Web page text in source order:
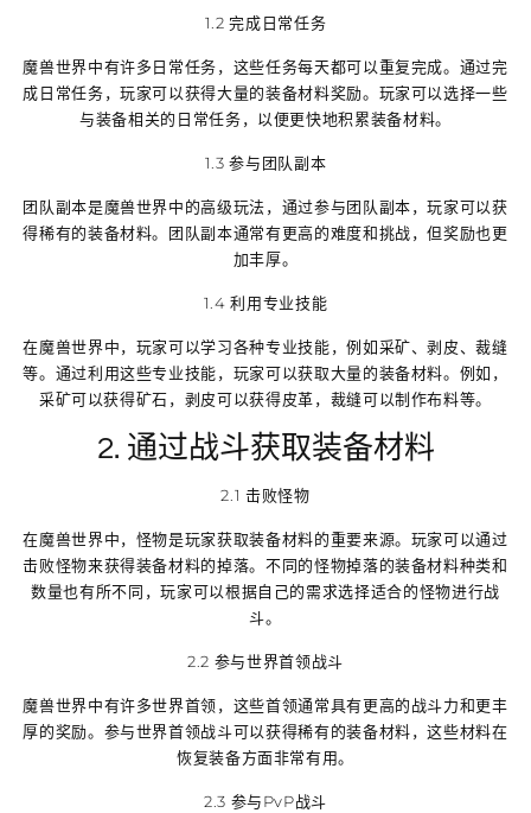
1.2 完成日常任务
魔兽世界中有许多日常任务，这些任务每天都可以重复完成。通过完
成日常任务，玩家可以获得大量的装备材料奖励。玩家可以选择一些
与装备相关的日常任务，以便更快地积累装备材料。
1.3 参与团队副本
团队副本是魔兽世界中的高级玩法，通过参与团队副本，玩家可以获
得稀有的装备材料。团队副本通常有更高的难度和挑战，但奖励也更
加丰厚。
1.4 利用专业技能
在魔兽世界中，玩家可以学习各种专业技能，例如采矿、剥皮、裁缝
等。通过利用这些专业技能，玩家可以获取大量的装备材料。例如，
采矿可以获得矿石，剥皮可以获得皮革，裁缝可以制作布料等。
2. 通过战斗获取装备材料
2.1 击败怪物
在魔兽世界中，怪物是玩家获取装备材料的重要来源。玩家可以通过
击败怪物来获得装备材料的掉落。不同的怪物掉落的装备材料种类和
数量也有所不同，玩家可以根据自己的需求选择适合的怪物进行战
斗。
2.2 参与世界首领战斗
魔兽世界中有许多世界首领，这些首领通常具有更高的战斗力和更丰
厚的奖励。参与世界首领战斗可以获得稀有的装备材料，这些材料在
恢复装备方面非常有用。
2.3 参与PvP战斗